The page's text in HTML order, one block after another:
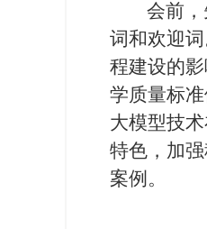
会前
词和欢迎
程建设的
学质量标
大模型技
特色，加
案例。